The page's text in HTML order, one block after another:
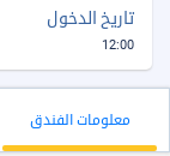
تاريخ الدخول
12:00
معلومات الفندق